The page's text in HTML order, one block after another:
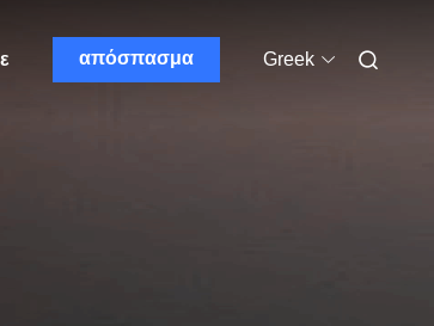
απόσπασμα Greek